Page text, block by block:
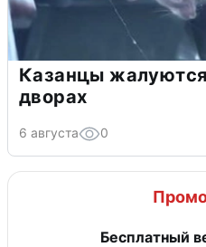
Казанцы
дворах
6 августа 0
Бесплатный